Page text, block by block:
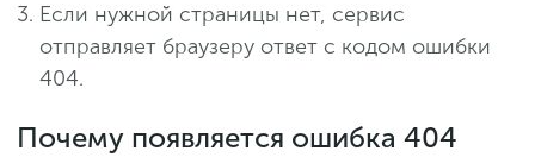
Если нужной страницы нет, сервис
отправляет браузеру ответ с кодом ошибки
404.
Почему появляется ошибка 404